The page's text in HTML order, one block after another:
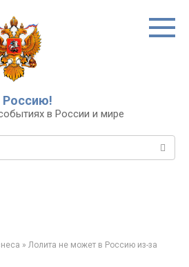
Россию!
в России и мире
» Лолита не может в Россию из-за